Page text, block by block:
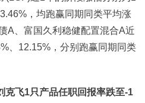
，均跑赢同期同类平均涨
A、富国久利稳健配置混合A近
、12.15%，分别跑赢同期同类
克飞1只产品任职回报率跌至-1